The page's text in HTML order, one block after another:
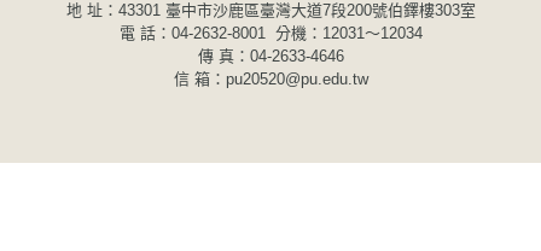
地 址：43301 臺中市沙鹿區臺灣大道7段200號伯鐸樓303室
電 話：04-2632-8001 分機：12031～12034
傳 真：04-2633-4646
信 箱：pu20520@pu.edu.tw